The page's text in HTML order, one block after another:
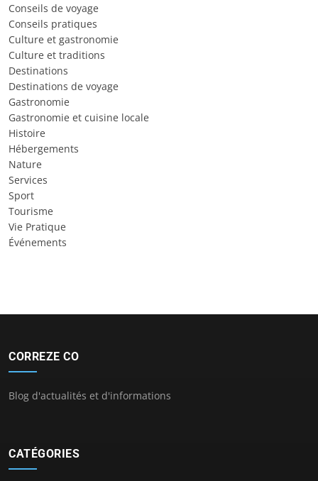
Conseils de voyage
Conseils pratiques
Culture et gastronomie
Culture et traditions
Destinations
Destinations de voyage
Gastronomie
Gastronomie et cuisine locale
Histoire
Hébergements
Nature
Services
Sport
Tourisme
Vie Pratique
Événements
CORREZE CO
Blog d'actualités et d'informations
CATÉGORIES